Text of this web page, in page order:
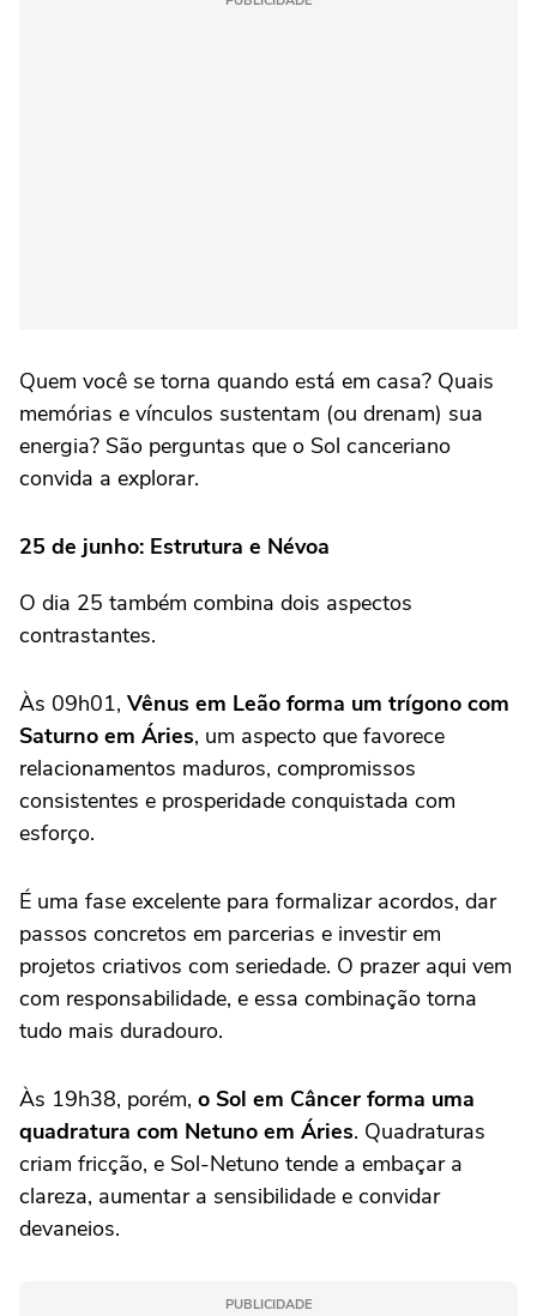
Quem você se torna quando está em casa? Quais
memórias e vínculos sustentam (ou drenam) sua
energia? São perguntas que o Sol canceriano
convida a explorar.
25 de junho: Estrutura e Névoa
O dia 25 também combina dois aspectos
contrastantes.
Às 09h01, Vênus em Leão forma um trígono com
Saturno em Áries, um aspecto que favorece
relacionamentos maduros, compromissos
consistentes e prosperidade conquistada com
esforço.
É uma fase excelente para formalizar acordos, dar
passos concretos em parcerias e investir em
projetos criativos com seriedade. O prazer aqui vem
com responsabilidade, e essa combinação torna
tudo mais duradouro.
Às 19h38, porém, o Sol em Câncer forma uma
quadratura com Netuno em Áries. Quadraturas
criam fricção, e Sol-Netuno tende a embaçar a
clareza, aumentar a sensibilidade e convidar
devaneios.
PUBLICIDADE